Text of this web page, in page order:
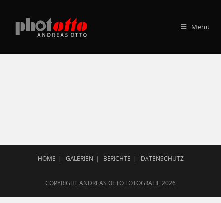
Menu
HOME GALERIEN BERICHTE DATENSCHUTZ
COPYRIGHT ANDREAS OTTO FOTOGRAFIE 2026